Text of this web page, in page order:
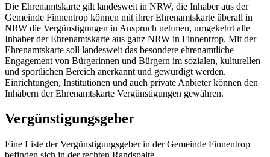
Die Ehrenamtskarte gilt landesweit in NRW, die Inhaber aus der
Gemeinde Finnentrop können mit ihrer Ehrenamtskarte überall in
NRW die Vergünstigungen in Anspruch nehmen, umgekehrt alle
Inhaber der Ehrenamtskarte aus ganz NRW in Finnentrop. Mit der
Ehrenamtskarte soll landesweit das besondere ehrenamtliche
Engagement von Bürgerinnen und Bürgern im sozialen, kulturellen
und sportlichen Bereich anerkannt und gewürdigt werden.
Einrichtungen, Institutionen und auch private Anbieter können den
Inhabern der Ehrenamtskarte Vergünstigungen gewähren.
Vergünstigungsgeber
Eine Liste der Vergünstigungsgeber in der Gemeinde Finnentrop